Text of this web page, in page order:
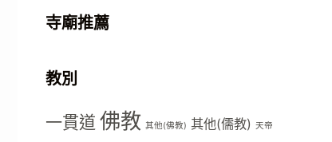
寺廟推薦
教別
一貫道 佛教 其他(佛教) 其他(儒教) 天帝